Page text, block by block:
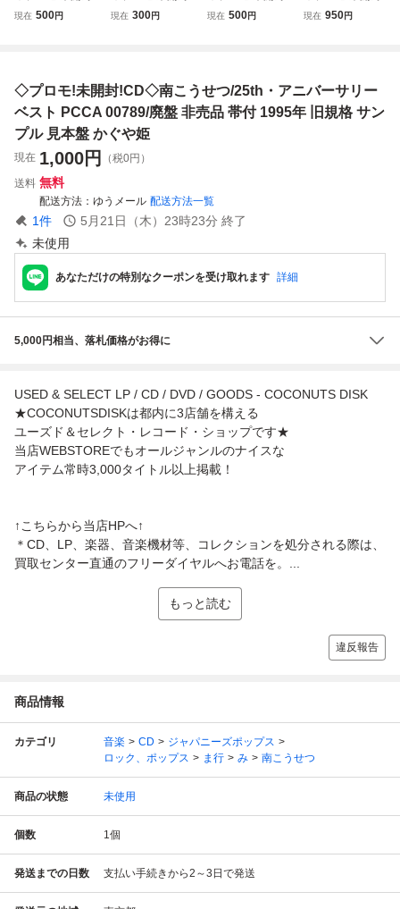
D◇/◆奥華子◆廃
現在 500円
D◇/◆JAYWALK
現在 300円
D◇/◆星屑スキャ
現在 500円
D◇/◆三浦大和◆
現在 950円
◇プロモ!未開封!CD◇南こうせつ/25th・アニバーサリー
ベスト PCCA 00789/廃盤 非売品 帯付 1995年 旧規格 サン
プル 見本盤 かぐや姫
現在 1,000円
（税0円）
送料 無料
配送方法 ゆうメール 配送方法一覧
1件 5月21日（木）23時23分 終了
未使用
あなただけの特別なクーポンを受け取れます 詳細
5,000円相当、落札価格がお得に
USED & SELECT LP / CD / DVD / GOODS - COCONUTS DISK
★COCONUTSDISKは都内に3店舗を構える
ユーズド＆セレクト・レコード・ショップです★
当店WEBSTOREでもオールジャンルのナイスな
アイテム常時3,000タイトル以上掲載！
↑こちらから当店HPへ↑
＊CD、LP、楽器、音楽機材等、コレクションを処分される際は、
買取センター直通のフリーダイヤルへお電話を。...
もっと読む
違反報告
商品情報
カテゴリ 音楽 CD
ジャパニーズポップス
ロック、ポップス
ま行 み 南こうせつ
商品の状態 未使用
個数 1個
発送までの日数 支払い手続きから2～3日で発送